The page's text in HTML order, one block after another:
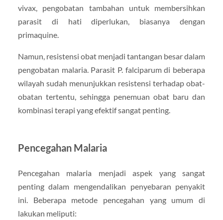
vivax, pengobatan tambahan untuk membersihkan
parasit di hati diperlukan, biasanya dengan
primaquine.
Namun, resistensi obat menjadi tantangan besar dalam
pengobatan malaria. Parasit P. falciparum di beberapa
wilayah sudah menunjukkan resistensi terhadap obat-
obatan tertentu, sehingga penemuan obat baru dan
kombinasi terapi yang efektif sangat penting.
Pencegahan Malaria
Pencegahan malaria menjadi aspek yang sangat
penting dalam mengendalikan penyebaran penyakit
ini. Beberapa metode pencegahan yang umum di
lakukan meliputi: